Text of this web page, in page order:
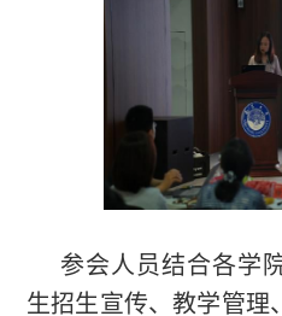
参会人员结合各学
生招生宣传、教学管理